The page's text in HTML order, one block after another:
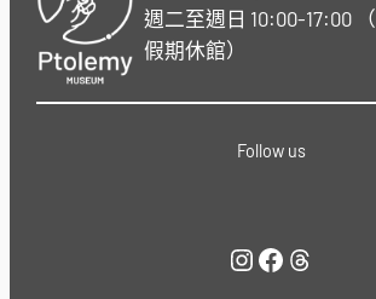
週二至週日 10:00-17:00
假期休館）
Follow us
Instagram Facebook Threads